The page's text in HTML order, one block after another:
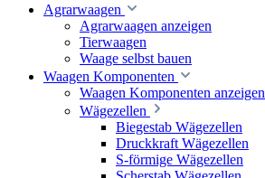
Agrarwaagen
Agrarwaagen anzeigen
Tierwaagen
Waage selbst bauen
Waagen Komponenten
Waagen Komponenten anzeigen
Wägezellen
Biegestab Wägezellen
Druckkraft Wägezellen
S-förmige Wägezellen